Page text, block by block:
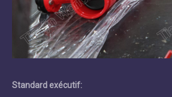
Standard exécutif: